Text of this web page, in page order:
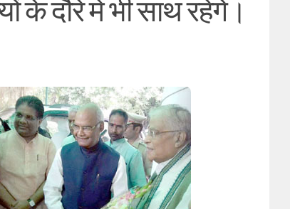
के दौरे में भी साथ रहेंगे।